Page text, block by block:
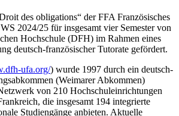
des obligations“ der FFA Französisches
2024/25 für insgesamt vier Semester von
Hochschule (DFH) im Rahmen eines
deutsch-französischer Tutorate gefördert.
ufa.org/) wurde 1997 durch ein deutsch-
(Weimarer Abkommen)
von 210 Hochschuleinrichtungen
die insgesamt 194 integrierte
Studiengänge anbieten. Aktuelle